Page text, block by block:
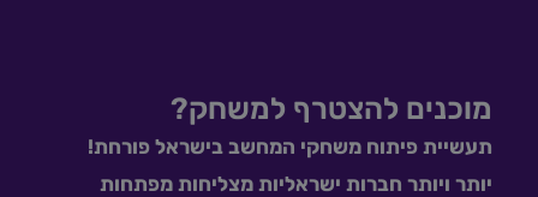
מוכנים להצטרף למשחק?
תעשיית פיתוח משחקי המחשב בישראל פורחת!
יותר ויותר חברות ישראליות מצליחות מפתחות